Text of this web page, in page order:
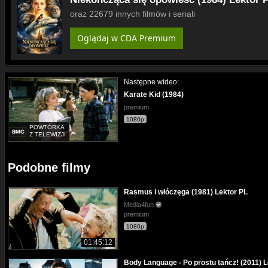
oraz 22679 innych filmów i seriali
Oglądaj w CDA Premium
POWTÓRKA
Z TELEWIZJI
Następne wideo:
Karate Kid (1984)
premium
1080p
Podobne filmy
01:45:12
Rasmus i włóczęga (1981) Lektor PL
Media4fun
premium
1080p
Body Language - Po prostu tańcz! (2011)